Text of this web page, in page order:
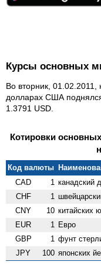
Курсы основных
Во вторник,
долларах США
1.3791 USD.
Котировки
Код валюты
CAD
1 канадский
CHF 1
CNY 10 китайских
EUR 1 Евро
GBP 1 фунт
JPY 100 японских